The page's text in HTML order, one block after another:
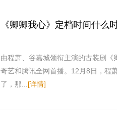
《卿卿我心》定档时间什么
由程萧、谷嘉城领衔主演的古装剧
奇艺和腾讯全网首播。12月8日，程
了，那... [详情]